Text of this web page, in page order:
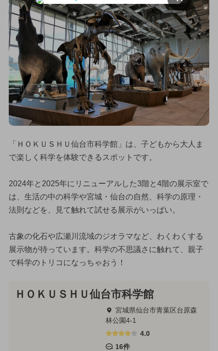
「ＨＯＫＵＳＨＵ仙台市科学館」は、子どもから大人ま
で楽しく科学を体験できるスポットです。
2024年と2025年にリニューアルした3階と4階の展示室で
は、生活の中の科学や宮城・仙台の自然、科学の原理・
法則などを、見て触れて試せる展示がいっぱい。
古象の化石や広瀬川流域のジオラマなど、わくわくする
展示物が待っています。科学の不思議さに触れて、親子
で科学のトリコになっちゃおう！
ＨＯＫＵＳＨＵ仙台市科学館
宮城県仙台市青葉区台原森
林公園4-1
4.0
16件